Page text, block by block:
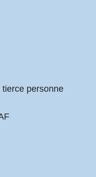
personne